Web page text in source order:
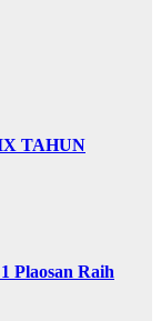
TAHUN
Plaosan Raih